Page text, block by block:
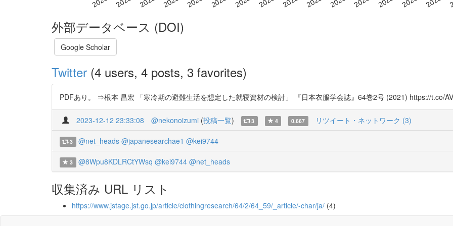
外部データベース (DOI)
Google Scholar
Twitter (4 users, 4 posts, 3 favorites)
PDFあり。 ⇒根本 昌宏 「寒冷期の避難生活を想定した就寝資材の検討」 『日本衣服学会誌』64巻2号 (2021) https://t.co/
2023-12-12 23:33:08 @nekonoizumi (投稿一覧) 3 4 0.667 リツイート・ネットワーク (3)
3 @net_heads @japanesearchae1 @kei9744
3 @8Wpu8KDLRCtYWsq @kei9744 @net_heads
収集済み URL リスト
https://www.jstage.jst.go.jp/article/clothingresearch/64/2/64_59/_article/-char/ja/ (4)